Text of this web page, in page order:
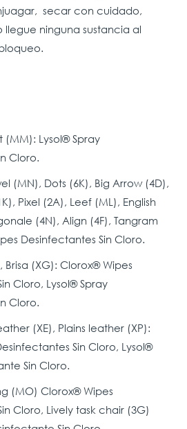
secar con cuidado,
llegue ninguna sustancia al
(MM): Lysol® Spray
Cloro.
(MN), Dots (6K), Big Arrow (4D),
Pixel (2A), Leef (ML), English
(4N), Align (4F), Tangram
Desinfectantes Sin Cloro.
(XG): Clorox® Wipes
Cloro, Lysol® Spray
Cloro.
(XE), Plains leather (XP):
Sin Cloro, Lysol®
Sin Cloro.
(MO) Clorox® Wipes
Cloro, Lively task chair (3G)